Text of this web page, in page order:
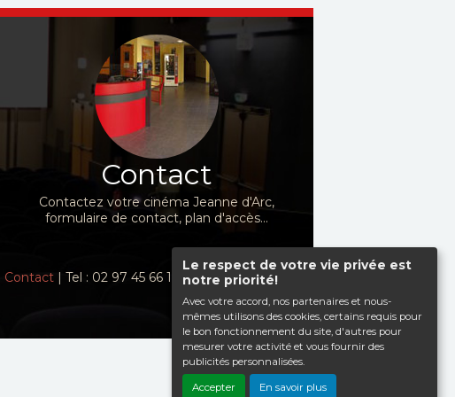
Le respect de votre vie privée est
notre priorité!
Avec votre accord, nos partenaires et nous-
mêmes utilisons des cookies, certains requis pour
le bon fonctionnement du site, d'autres pour
mesurer votre activité et vous fournir des
publicités personnalisées.
Accepter En savoir plus
Contact
Contactez votre cinéma Jeanne d'Arc,
formulaire de contact, plan d'accès...
Contact| Tel : 02 97 45 66 10
Haut de page